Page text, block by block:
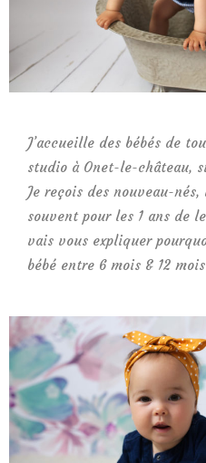
J’accueille des bébés de
studio à Onet-le-château,
Je reçois des nouveau-
souvent pour les 1 ans de
vais vous expliquer
bébé entre 6 mois & 12